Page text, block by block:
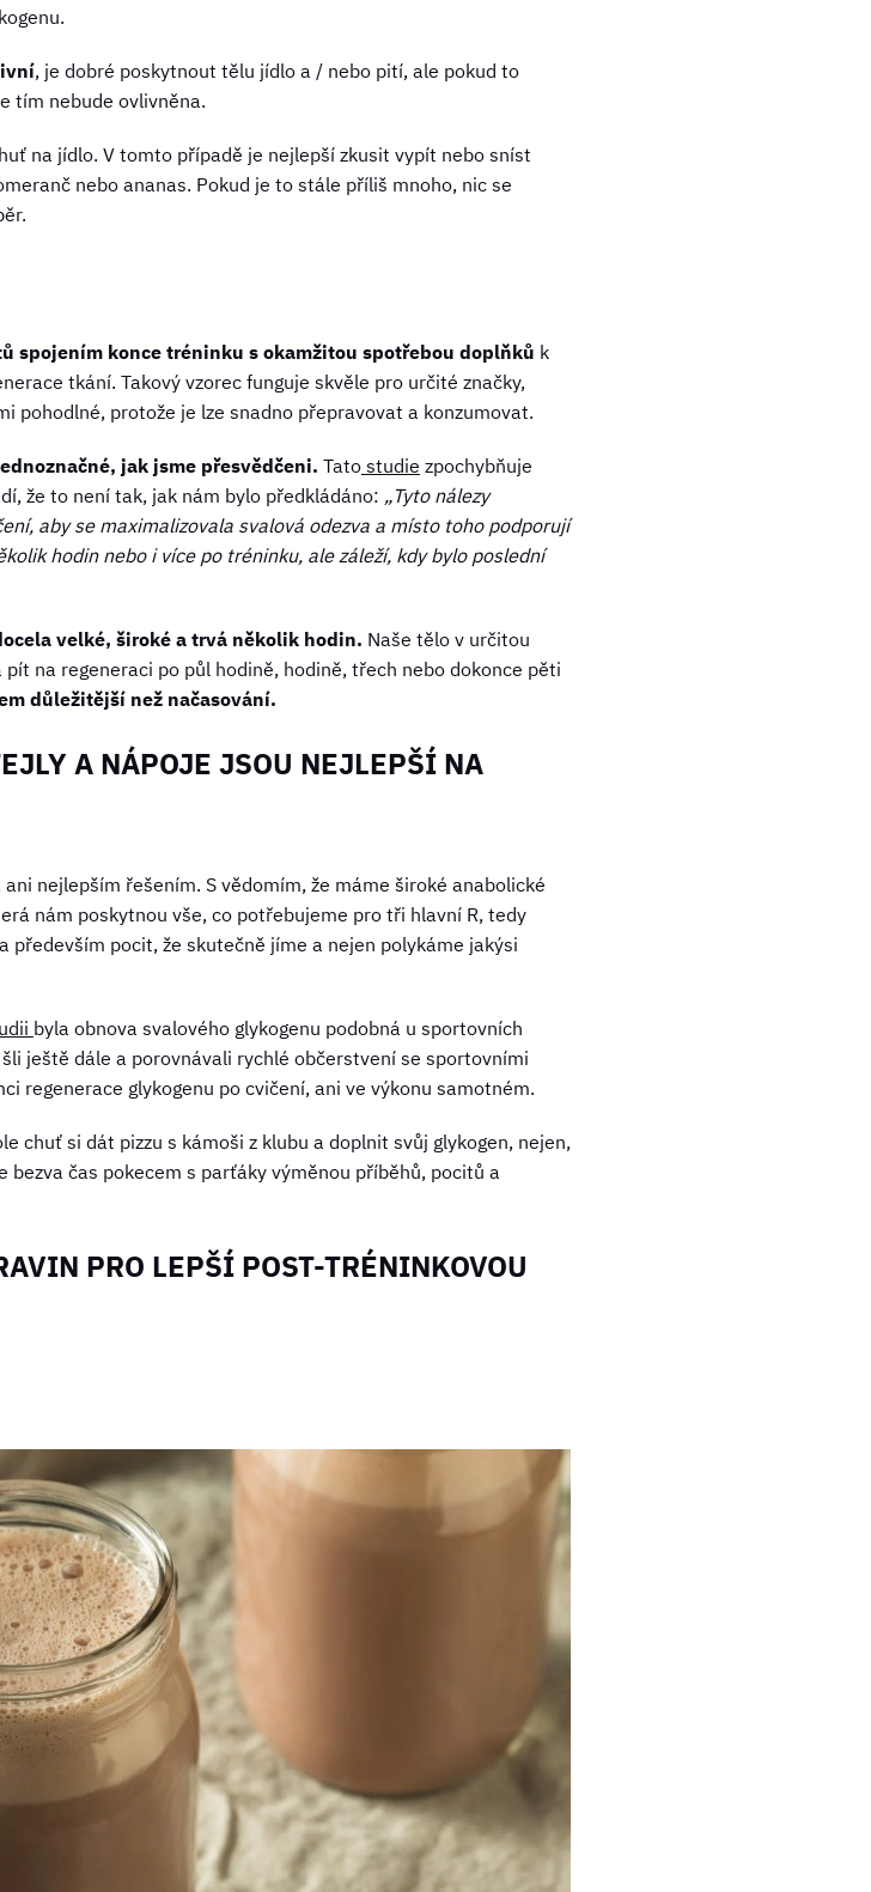
, je dobré poskytnout tělu jídlo a / nebo pití, ale pokud to
tím nebude ovlivněna.
na jídlo. V tomto případě je nejlepší zkusit vypít nebo sníst
nebo ananas. Pokud je to stále příliš mnoho, nic se
spojením konce tréninku s okamžitou spotřebou doplňků k
tkání. Takový vzorec funguje skvěle pro určité značky,
pohodlné, protože je lze snadno přepravovat a konzumovat.
jak jsme přesvědčeni. Tatostudie zpochybňuje
že to není tak, jak nám bylo předkládáno: „Tyto nálezy
aby se maximalizovala svalová odezva a místo toho podporují
hodin nebo i více po tréninku, ale záleží, kdy bylo poslední
velké, široké a trvá několik hodin. Naše tělo v určitou
na regeneraci po půl hodině, hodině, třech nebo dokonce pěti
důležitější než načasování.
A NÁPOJE JSOU NEJLEPŠÍ NA
nejlepším řešením. S vědomím, že máme široké anabolické
nám poskytnou vše, co potřebujeme pro tři hlavní R, tedy
pocit, že skutečně jíme a nejen polykáme jakýsi
byla obnova svalového glykogenu podobná u sportovních
šli ještě dále a porovnávali rychlé občerstvení se sportovními
regenerace glykogenu po cvičení, ani ve výkonu samotném.
chuť si dát pizzu s kámoši z klubu a doplnit svůj glykogen, nejen,
čas pokecem s parťáky výměnou příběhů, pocitů a
PRO LEPŠÍ POST-TRÉNINKOVOU